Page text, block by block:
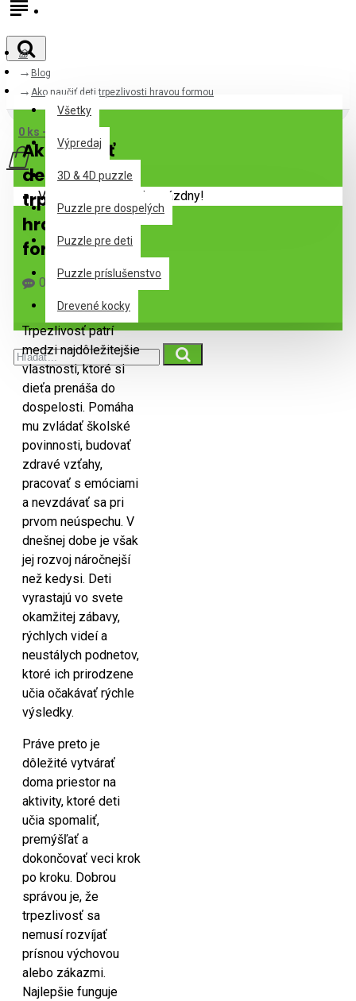
Všetky
Všetky
Výpredaj
3D & 4D puzzle
Puzzle pre dospelých
Puzzle pre deti
Puzzle príslušenstvo
Drevené kocky
0 ks - 0,00€
Váš nákupný košík je prázdny!
Blog
Ako naučiť deti trpezlivosti hravou formou
Ako naučiť
deti
trpezlivosti
hravou
formou
0 Komentár(e) 465 Zobrazenie(a)
Trpezlivosť patrí
medzi najdôležitejšie
vlastnosti, ktoré si
dieťa prenáša do
dospelosti. Pomáha
mu zvládať školské
povinnosti, budovať
zdravé vzťahy,
pracovať s emóciami
a nevzdávať sa pri
prvom neúspechu. V
dnešnej dobe je však
jej rozvoj náročnejší
než kedysi. Deti
vyrastajú vo svete
okamžitej zábavy,
rýchlych videí a
neustálych podnetov,
ktoré ich prirodzene
učia očakávať rýchle
výsledky.
Práve preto je
dôležité vytvárať
doma priestor na
aktivity, ktoré deti
učia spomaliť,
premýšľať a
dokončovať veci krok
po kroku. Dobrou
správou je, že
trpezlivosť sa
nemusí rozvíjať
prísnou výchovou
alebo zákazmi.
Najlepšie funguje